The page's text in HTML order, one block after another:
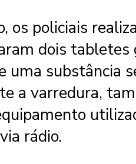
os policiais
dois tabletes
uma substância
a varredura,
rádio.